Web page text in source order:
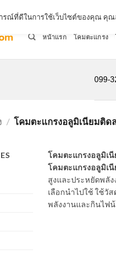
หน้าแรก โคมตะแกรง
099-
/ โคมตะแกรงอลูมิเนียมติด
โคมตะแกรงอลูมิเ
โคมตะแกรงอลูมิเ
สูงและประหยัดพลั
เลือกนำไปใช้ ใช้วั
พลังงานและกินไฟน้
รณ์ที่ดีในการใช้เว็บไซต์ของคุณ คุณ